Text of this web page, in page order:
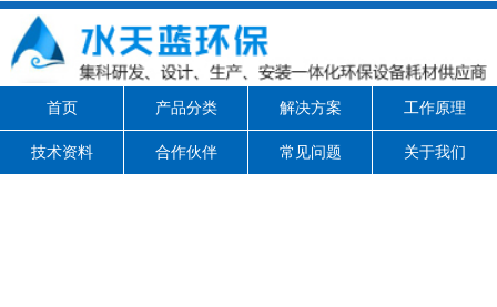
首页 产品分类 解决方案 工作原理
技术资料 合作伙伴 常见问题 关于我们